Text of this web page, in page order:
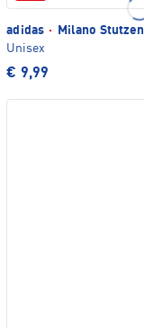
adidas ·
Milano Stutzen
Unisex
€ 9,99